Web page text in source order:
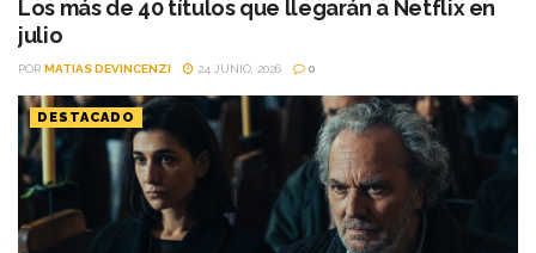
Los más de 40 títulos que llegarán a Netflix en
julio
POR MATIAS DEVINCENZI 24 JUNIO, 2026 0
DESTACADO